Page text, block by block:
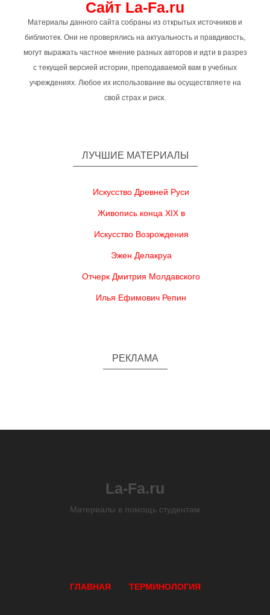
Сайт La-Fa.ru
Материалы данного сайта собраны из открытых источников и
библиотек. Они не проверялись на актуальность и правдивость,
могут выражать частное мнение разных авторов и идти в разрез
с текущей версией истории, преподаваемой вам в учебных
учреждениях. Любое их использование вы осуществляете на
свой страх и риск.
ЛУЧШИЕ МАТЕРИАЛЫ
Искусство Древней Руси
Живопись конца XIX в
Искусство Возрождения
Эжен Делакруа
Отчерк Дмитрия Молдавского
Илья Ефимович Репин
РЕКЛАМА
La-Fa.ru
Материалы в помощь студентам
ГЛАВНАЯ ТЕРМИНОЛОГИЯ